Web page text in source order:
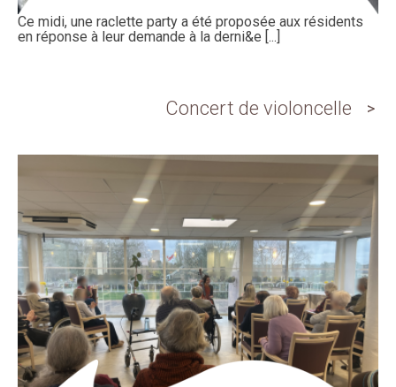
Ce midi, une raclette party a été proposée aux résidents
en réponse à leur demande à la derni&e [...]
Concert de violoncelle